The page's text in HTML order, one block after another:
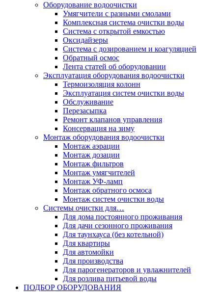
Оборудование водоочистки
Умягчители с разными смолами
Комплексная система очистки воды
Система с открытой емкостью
Оксидайзеры
Система с дозированием и коагуляцией
Обратный осмос
Лента статей об оборудовании
Эксплуатация оборудования водоочистки
Термоизоляция колонн
Эксплуатация систем очистки воды
Обслуживание
Перезасыпка
Ремонт клапанов управления
Консервация на зиму
Монтаж оборудования водоочистки
Монтаж аэрации
Монтаж дозации
Монтаж фильтров
Монтаж умягчителей
Монтаж УФ-ламп
Монтаж обратного осмоса
Монтаж систем очистки воды
Системы очистки для…
Для дома постоянного проживания
Для дачи сезонного проживания
Для таунхауса (без котельной)
Для квартиры
Для автомойки
Для производства
Для парогенераторов и увлажнителей
Для розлива питьевой воды
ПОДБОР ОБОРУДОВАНИЯ